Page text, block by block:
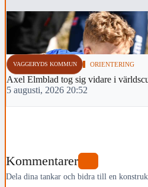
VAGGERYDS KOMMUN ORIENTERING
Axel Elmblad tog sig vidare i
5 augusti, 2026 20:52
Kommentarer
Dela dina tankar och bidra till en